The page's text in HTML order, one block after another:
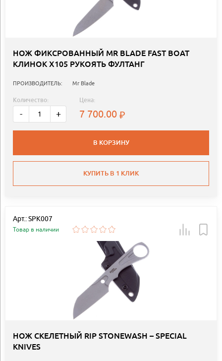
НОЖ ФИКСРОВАННЫЙ MR BLADE FAST BOAT
КЛИНОК Х105 РУКОЯТЬ ФУЛТАНГ
ПРОИЗВОДИТЕЛЬ: Mr Blade
Количество:
- +
Цена:
7 700.00
В КОРЗИНУ
КУПИТЬ В 1 КЛИК
Арт.: SPK007
Товар в наличии
НОЖ СКЕЛЕТНЫЙ RIP STONEWASH – SPECIAL
KNIVES